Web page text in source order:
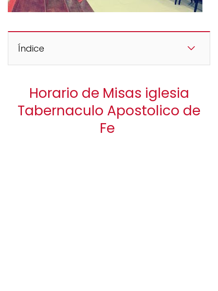
Índice
Horario de Misas iglesia
Tabernaculo Apostolico de
Fe